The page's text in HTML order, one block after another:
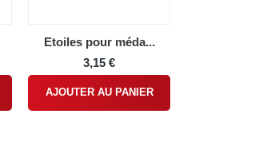
Etoiles pour méda...
3,15 €
AJOUTER AU PANIER